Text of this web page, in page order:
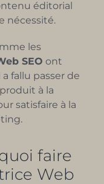
éditorial
nécessité.
les
SEO ont
fallu passer de
à la
satisfaire à la
faire
Web